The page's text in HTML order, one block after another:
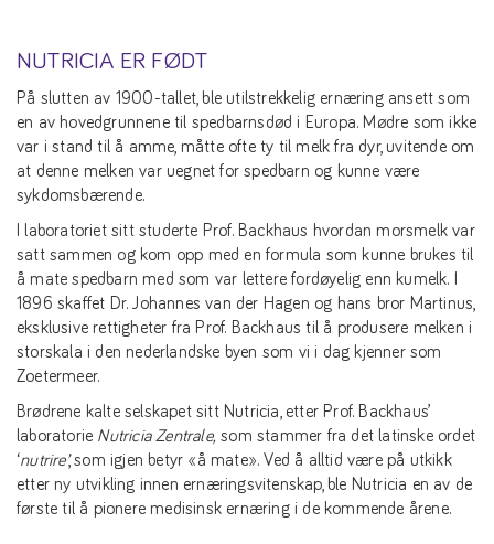
NUTRICIA ER FØDT
På slutten av 1900-tallet, ble utilstrekkelig ernæring ansett som
en av hovedgrunnene til spedbarnsdød i Europa. Mødre som ikke
var i stand til å amme, måtte ofte ty til melk fra dyr, uvitende om
at denne melken var uegnet for spedbarn og kunne være
sykdomsbærende.
I laboratoriet sitt studerte Prof. Backhaus hvordan morsmelk var
satt sammen og kom opp med en formula som kunne brukes til
å mate spedbarn med som var lettere fordøyelig enn kumelk. I
1896 skaffet Dr. Johannes van der Hagen og hans bror Martinus,
eksklusive rettigheter fra Prof. Backhaus til å produsere melken i
storskala i den nederlandske byen som vi i dag kjenner som
Zoetermeer.
Brødrene kalte selskapet sitt Nutricia, etter Prof. Backhaus’
laboratorie Nutricia Zentrale, som stammer fra det latinske ordet
‘nutrire’, som igjen betyr «å mate». Ved å alltid være på utkikk
etter ny utvikling innen ernæringsvitenskap, ble Nutricia en av de
første til å pionere medisinsk ernæring i de kommende årene.